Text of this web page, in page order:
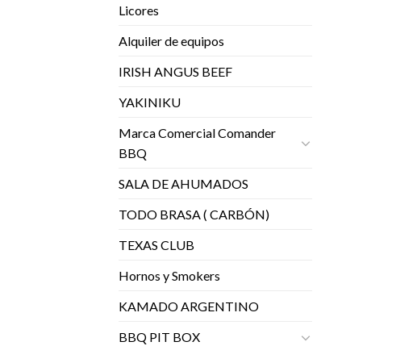
Licores
Alquiler de equipos
IRISH ANGUS BEEF
YAKINIKU
Marca Comercial Comander
BBQ
SALA DE AHUMADOS
TODO BRASA ( CARBÓN)
TEXAS CLUB
Hornos y Smokers
KAMADO ARGENTINO
BBQ PIT BOX